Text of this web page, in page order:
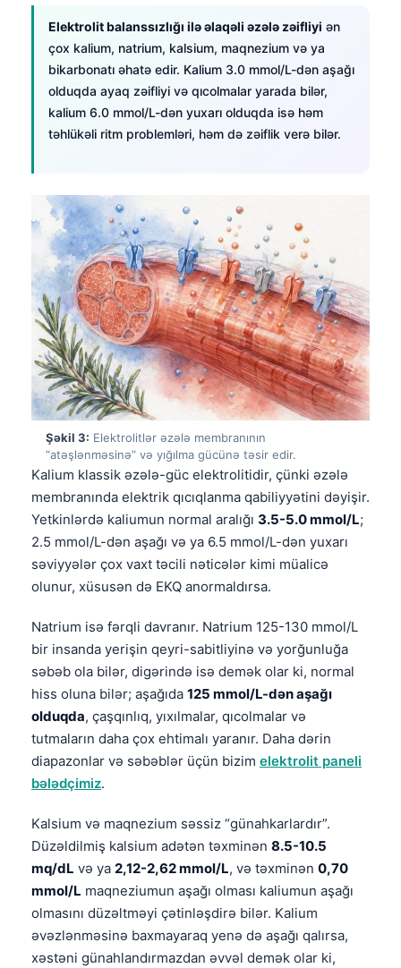
Elektrolit balanssızlığı ilə əlaqəli əzələ zəifliyi ən
çox kalium, natrium, kalsium, maqnezium və ya
bikarbonatı əhatə edir. Kalium 3.0 mmol/L-dən aşağı
olduqda ayaq zəifliyi və qıcolmalar yarada bilər,
kalium 6.0 mmol/L-dən yuxarı olduqda isə həm
təhlükəli ritm problemləri, həm də zəiflik verə bilər.
Şəkil 3: Elektrolitlər əzələ membranının
“atəşlənməsinə” və yığılma gücünə təsir edir.
Kalium klassik əzələ-güc elektrolitidir, çünki əzələ
membranında elektrik qıcıqlanma qabiliyyətini dəyişir.
Yetkinlərdə kaliumun normal aralığı 3.5-5.0 mmol/L;
2.5 mmol/L-dən aşağı və ya 6.5 mmol/L-dən yuxarı
səviyyələr çox vaxt təcili nəticələr kimi müalicə
olunur, xüsusən də EKQ anormaldırsa.
Natrium isə fərqli davranır. Natrium 125-130 mmol/L
bir insanda yerişin qeyri-sabitliyinə və yorğunluğa
səbəb ola bilər, digərində isə demək olar ki, normal
hiss oluna bilər; aşağıda 125 mmol/L-dən aşağı
olduqda, çaşqınlıq, yıxılmalar, qıcolmalar və
tutmaların daha çox ehtimalı yaranır. Daha dərin
diapazonlar və səbəblər üçün bizim elektrolit paneli
bələdçimiz.
Kalsium və maqnezium səssiz “günahkarlardır”.
Düzəldilmiş kalsium adətən təxminən 8.5-10.5
mq/dL və ya 2,12-2,62 mmol/L, və təxminən 0,70
mmol/L maqneziumun aşağı olması kaliumun aşağı
olmasını düzəltməyi çətinləşdirə bilər. Kalium
əvəzlənməsinə baxmayaraq yenə də aşağı qalırsa,
xəstəni günahlandırmazdan əvvəl demək olar ki,